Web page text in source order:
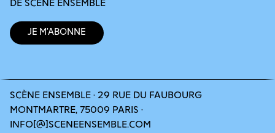
DE SCENE ENSEMBLE
Je m’abonne
SCÈNE ENSEMBLE · 29 RUE DU FAUBOURG
MONTMARTRE, 75009 PARIS ·
INFO[@]SCENEENSEMBLE.COM